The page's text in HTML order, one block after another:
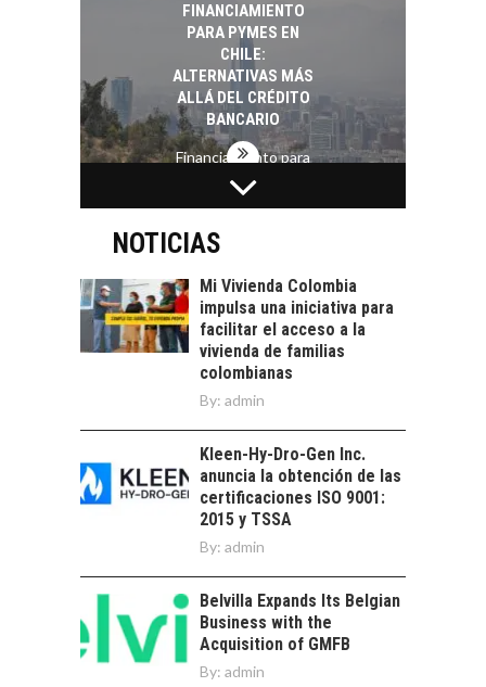
recursos humanos en
las empresas…
FINANCIAMIENTO
PARA PYMES EN
CHILE:
ALTERNATIVAS MÁS
ALLÁ DEL CRÉDITO
BANCARIO
Financiamiento para
pymes en Chile:
alternativas que
crédito…
EL CRECIMIENTO DE
LOS SERVICIOS
DIGITALES
EXPORTADOS DESDE
CHILE
El auge de las
exportaciones de
servicios digitales en
Chile:…
TURISMO EN EL
DESIERTO DE
OPORTUNIDADES
PARA EL
DESARROLLO LOCAL
El Desierto de
Atacama: Motor
Desarrollo Turístico…
LA IMPORTANCIA DE
DIVERSIFICAR LAS
EXPORTACIONES
CHILENAS
La diversificación de
las exportaciones
NOTICIAS
Mi Vivienda Colombia
impulsa una iniciativa para
facilitar el acceso a la
vivienda de familias
colombianas
By: admin
Kleen-Hy-Dro-Gen Inc.
anuncia la obtención de las
certificaciones ISO 9001:
2015 y TSSA
By: admin
Belvilla Expands Its Belgian
Business with the
Acquisition of GMFB
By: admin